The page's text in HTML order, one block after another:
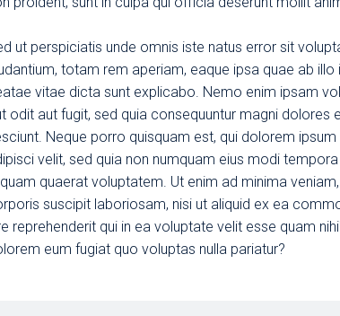
ut perspiciatis unde omnis iste natus error sit
totam rem aperiam, eaque ipsa quae ab
vitae dicta sunt explicabo. Nemo enim ipsam
odit aut fugit, sed quia consequuntur magni dolores
Neque porro quisquam est, qui dolorem
velit, sed quia non numquam eius modi
quaerat voluptatem. Ut enim ad minima
suscipit laboriosam, nisi ut aliquid ex ea
reprehenderit qui in ea voluptate velit esse quam
eum fugiat quo voluptas nulla pariatur?